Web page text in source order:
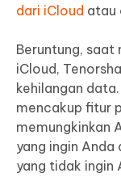
dari iCloud atau
Beruntung, saat
iCloud,
kehilangan
mencakup fitur
memungkinkan
yang ingin
yang tidak ingin